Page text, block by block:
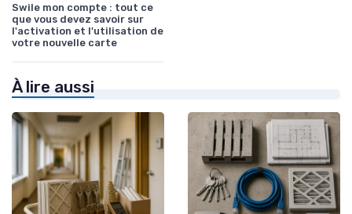
Swile mon compte : tout ce
que vous devez savoir sur
l'activation et l'utilisation de
votre nouvelle carte
À lire aussi